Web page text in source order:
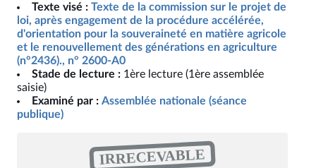
Texte visé : Texte de la commission sur le projet de
loi, après engagement de la procédure accélérée,
d'orientation pour la souveraineté en matière agricole
et le renouvellement des générations en agriculture
(n°2436)., n° 2600-A0
Stade de lecture : 1ère lecture (1ère assemblée
saisie)
Examiné par : Assemblée nationale (séance
publique)
IRRECEVABLE